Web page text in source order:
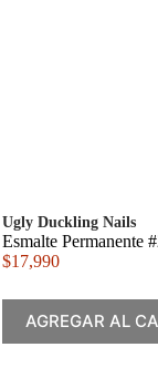
Ugly Duckling Nails
Esmalte Permanente
$17,990
AGREGAR AL